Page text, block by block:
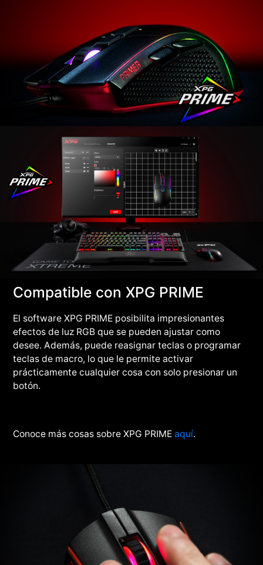
actitud como si es un novato que busca mejorar su
destreza en los juegos, XPG PRIMER es para usted.
Sus interruptores Omron con un valor nominal de 20
millones de clics, un sensor óptico con hasta
12 000 PPP y una gran cantidad de toques de diseño
para mayor comodidad, precisión, durabilidad y estilo,
¡el ratón XPG PRIMER está listo para mejorar su juego!
Compatible con XPG PRIME
El software XPG PRIME posibilita impresionantes
efectos de luz RGB que se pueden ajustar como
desee. Además, puede reasignar teclas o programar
teclas de macro, lo que le permite activar
prácticamente cualquier cosa con solo presionar un
botón.
Conoce más cosas sobre XPG PRIMEaquí.